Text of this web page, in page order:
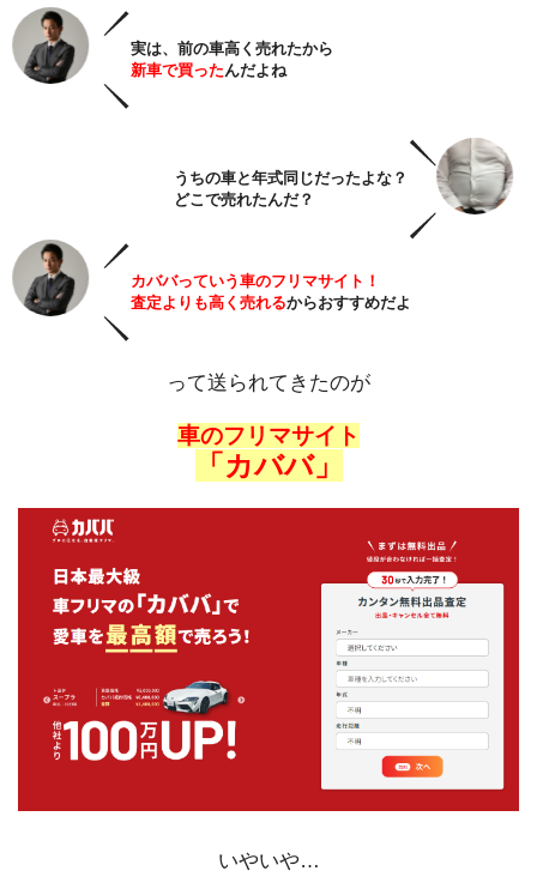
実は、前の車高く売れたから
新車で買ったんだよね
うちの車と年式同じだったよな？
どこで売れたんだ？
カババっていう車のフリマサイト！
査定よりも高く売れるからおすすめだよ
って送られてきたのが
車のフリマサイト
「カババ」
いやいや…